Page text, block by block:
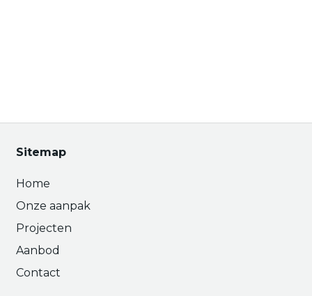
Sitemap
Home
Onze aanpak
Projecten
Aanbod
Contact